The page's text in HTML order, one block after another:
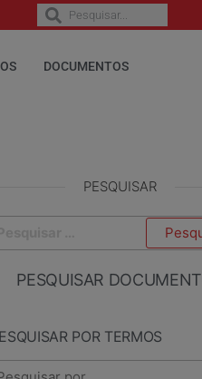
DOCUMENTOS
PESQUISAR
PESQUISAR
POR TERMOS